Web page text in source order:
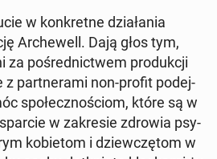
w kon­kret­ne dzia­ła­nia
Ar­che­well. Dają głos tym,
za po­śred­nic­twem pro­duk­cji
z part­ne­ra­mi non-profit po­dej­
spo­łecz­no­ściom, które są w
w za­kre­sie zdrowia psy­
ko­bie­tom i dziew­czę­tom w